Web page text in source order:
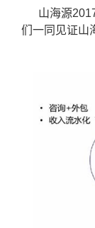
山海源
们一同见证山